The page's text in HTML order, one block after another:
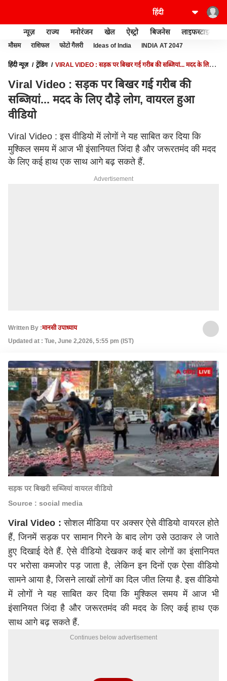
न्यूज़ राज्य मनोरंजन खेल ऐस्ट्रो बिजनेस लाइफस्टाइल
मौसम राशिफल फोटो गैलरी Ideas of India INDIA AT 2047
हिंदी न्यूज़ ट्रेंडिंग
VIRAL VIDEO : सड़क पर बिखर गई गरीब की सब्जियां... मदद के लिए
Viral Video : सड़क पर बिखर गई गरीब की
सब्जियां... मदद के लिए दौड़े लोग, वायरल हुआ
वीडियो
Viral Video : इस वीडियो में लोगों ने यह साबित कर दिया कि
मुश्किल समय में आज भी इंसानियत जिंदा है और जरूरतमंद की मदद
के लिए कई हाथ एक साथ आगे बढ़ सकते हैं.
Advertisement
Written By :मानसी उपाध्याय
Updated at : Tue, June 2,2026, 5:55 pm (IST)
सड़क पर बिखरी सब्जियां वायरल वीडियो
Source : social media
Viral Video :सोशल मीडिया पर अक्सर ऐसे वीडियो वायरल होते
हैं, जिनमें सड़क पर सामान गिरने के बाद लोग उसे उठाकर ले जाते
हुए दिखाई देते हैं. ऐसे वीडियो देखकर कई बार लोगों का इंसानियत
पर भरोसा कमजोर पड़ जाता है, लेकिन इन दिनों एक ऐसा वीडियो
सामने आया है, जिसने लाखों लोगों का दिल जीत लिया है. इस वीडियो
में लोगों ने यह साबित कर दिया कि मुश्किल समय में आज भी
इंसानियत जिंदा है और जरूरतमंद की मदद के लिए कई हाथ एक
साथ आगे बढ़ सकते हैं.
Continues below advertisement